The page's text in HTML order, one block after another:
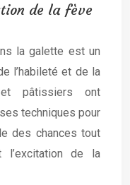
de la fève
la galette est un
l’habileté et de la
pâtissiers ont
techniques pour
des chances tout
de la